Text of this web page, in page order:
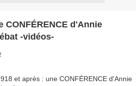
CONFÉRENCE d'Annie
Lacroix-Riz et le débat -vidéos-